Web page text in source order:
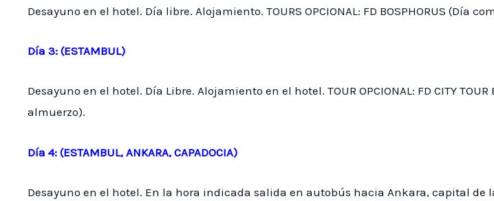
Desayuno en el hotel. Día libre. Alojamiento. TOURS OPCIONAL: FD BOSPHORUS (Día
Día 3: (ESTAMBUL)
Desayuno en el hotel. Día Libre. Alojamiento en el hotel. TOUR OPCIONAL: FD CITY
almuerzo).
Día 4: (ESTAMBUL, ANKARA, CAPADOCIA)
Desayuno en el hotel. En la hora indicada salida en autobús hacia Ankara, capital de